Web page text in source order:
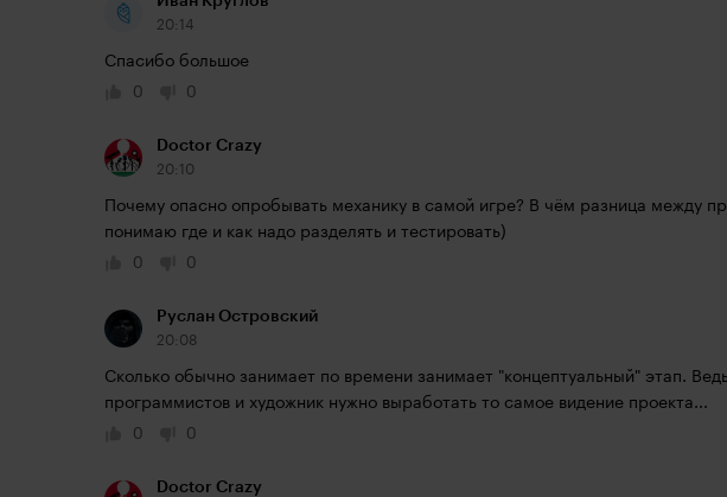
20:14
Спасибо большое
0
0
Doctor Crazy
20:10
Почему опасно опробывать механику в самой игре? В чём разница между
понимаю где и как надо разделять и тестировать)
0
0
Руслан Островский
20:08
Сколько обычно занимает по времени занимает "концептуальный" этап.
программистов и художник нужно выработать то самое видение проекта...
0
0
Doctor Crazy